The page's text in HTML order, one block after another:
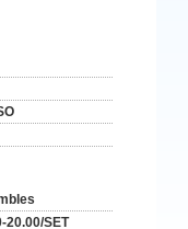
20.00/SET